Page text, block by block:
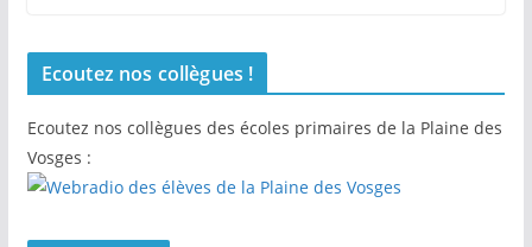
Ecoutez nos collègues !
Ecoutez nos collègues des écoles primaires de la Plaine des
Vosges :